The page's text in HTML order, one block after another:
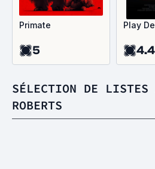
Primate
5
Play
4.4
SÉLECTION DE LISTES
ROBERTS